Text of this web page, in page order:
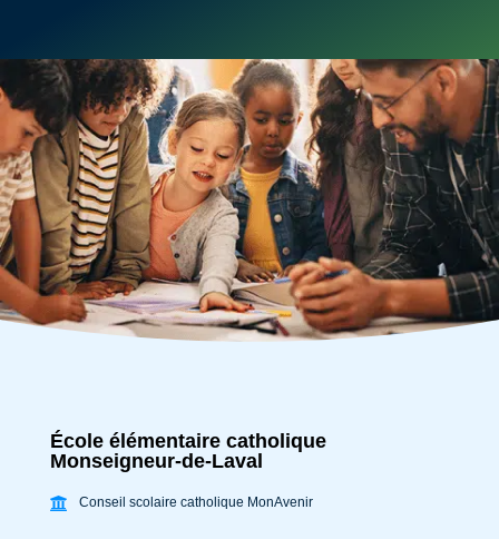
École élémentaire catholique
Monseigneur-de-Laval
Conseil scolaire catholique MonAvenir